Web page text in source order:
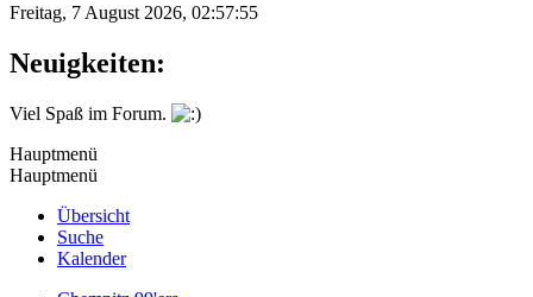
Freitag, 7 August 2026, 02:57:55
Neuigkeiten:
Viel Spaß im Forum.
Hauptmenü
Hauptmenü
Übersicht
Suche
Kalender